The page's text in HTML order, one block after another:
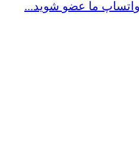
واتساپ ما عضو شوید...